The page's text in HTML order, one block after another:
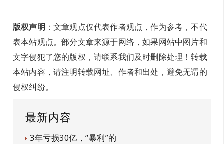
版权声明 ：文章观点仅代表作者观点，作为参考，不代
表本站观点。部分文章来源于网络，如果网站中图片和
文字侵犯了您的版权，请联系我们及时删除处理！转载
本站内容，请注明转载网址、作者和出处，避免无谓的
侵权纠纷。
最新内容
3年亏损30亿，“暴利”的